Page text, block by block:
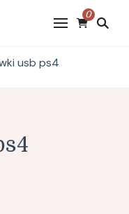
0
usb ps4